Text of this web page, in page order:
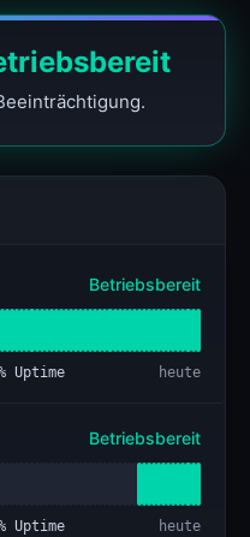
Betriebsbereit
Uptime heute
Betriebsbereit
Uptime heute